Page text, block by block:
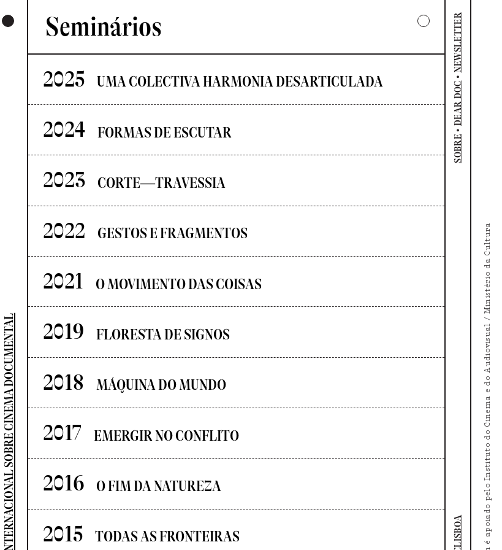
SEMINÁRIO INTERNACIONAL SOBRE CINEMA DOCUMENTAL
Seminários
2025 UMA COLECTIVA HARMONIA DESARTICULADA
2024 FORMAS DE ESCUTAR
2023 CORTE—TRAVESSIA
2022 GESTOS E FRAGMENTOS
2021 O MOVIMENTO DAS COISAS
2019 FLORESTA DE SIGNOS
2018 MÁQUINA DO MUNDO
2017 EMERGIR NO CONFLITO
2016 O FIM DA NATUREZA
2015 TODAS AS FRONTEIRAS
SOBRE
•
DEAR DOC
•
NEWSLETTER
O Doc's Kingdom é apoiado pelo Instituto do Cinema e do Audiovisual / Ministério da Cultura